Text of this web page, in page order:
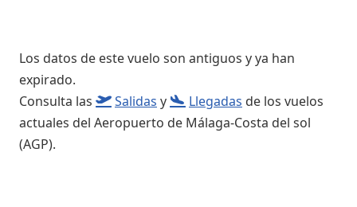
Los datos de este vuelo son antiguos y ya han
expirado.
Consulta las
Salidas y Llegadas de los vuelos
actuales del Aeropuerto de Málaga-Costa del sol
(AGP).